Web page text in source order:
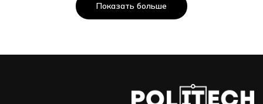
Показать больше